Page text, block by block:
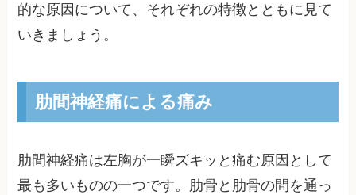
的な原因について、それぞれの特徴とともに見て
いきましょう。
肋間神経痛による痛み
肋間神経痛は左胸が一瞬ズキッと痛む原因として
最も多いものの一つです。肋骨と肋骨の間を通っ